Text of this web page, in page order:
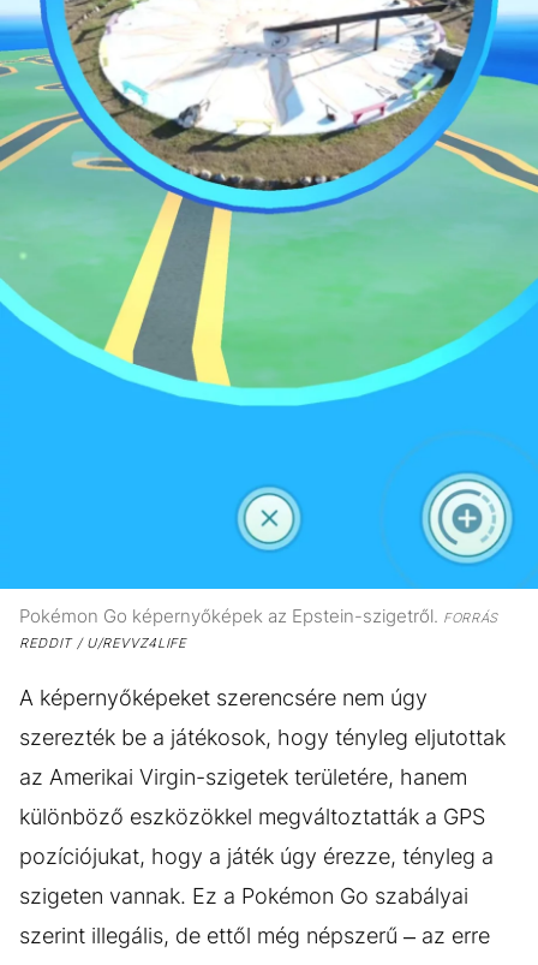
Pokémon Go képernyőképek az Epstein-szigetről. FORRÁS
REDDIT / U/REVVZ4LIFE
A képernyőképeket szerencsére nem úgy
szerezték be a játékosok, hogy tényleg eljutottak
az Amerikai Virgin-szigetek területére, hanem
különböző eszközökkel megváltoztatták a GPS
pozíciójukat, hogy a játék úgy érezze, tényleg a
szigeten vannak. Ez a Pokémon Go szabályai
szerint illegális, de ettől még népszerű – az erre